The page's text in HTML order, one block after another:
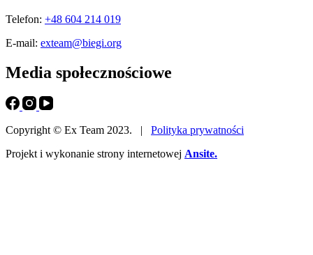
Telefon: +48 604 214 019
E-mail: exteam@biegi.org
Media społecznościowe
Copyright © Ex Team 2023. | Polityka prywatności
Projekt i wykonanie strony internetowej Ansite.